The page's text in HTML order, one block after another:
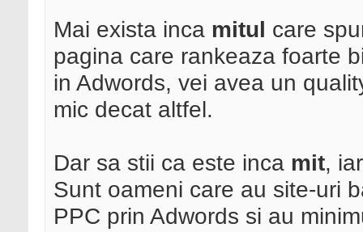
Mai exista inca mitul care
pagina care rankeaza foarte
in Adwords, vei avea un
mic decat altfel.
Dar sa stii ca este inca mit,
Sunt oameni care au site-uri
PPC prin Adwords si au